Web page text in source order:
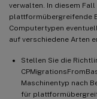
verwalten. In diesem
plattformübergreifende
Computertypen
auf verschiedene Arten
Stellen Sie die
Maschinentyp nach
für